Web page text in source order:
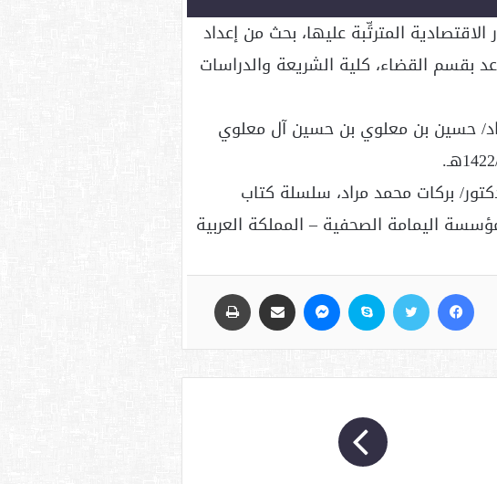
المترتِّبة عليها، بحث من إعداد
بقسم القضاء، كلية الشريعة والدراسات
حسين بن معلوي بن حسين آل معلوي
بركات محمد مراد، سلسلة كتاب
109، ديسمبر 2002م, إصدار مؤسسة اليمامة الصحفية – المملكة العربية